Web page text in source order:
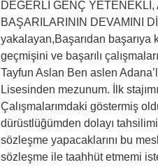
DEĞERLİ GENÇ
BAŞARILARININ DEVAMINI
yakalayan,Başarıdan başarıya
geçmişini ve başarılı
Tayfun Aslan Ben aslen
Lisesinden mezunum. İlk
Çalışmalarımdaki göstermiş
dürüstlüğümden dolayı
sözleşme yapacaklarını bu
sözleşme ile taahhüt etmemi